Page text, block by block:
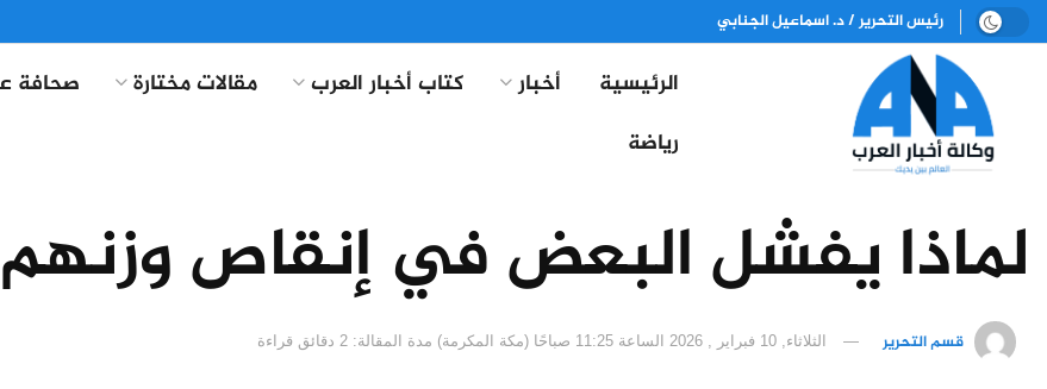
رئيس التحرير / د. اسماعيل الجنابي
الرئيسية أخبار كتاب أخبار العرب مقالات مختارة صحافة
رياضة
لماذا يفشل البعض في إنقاص وزنهم
قسم التحرير الثلاثاء, 10 فبراير , 2026 الساعة 11:25 صباحًا (مكة المكرمة) مدة المقالة: 2 دقائق قراءة